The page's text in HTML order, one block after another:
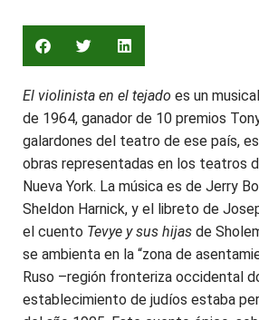
El violinista en el tejado es un
de 1964, ganador de 10 premios
galardones del teatro de ese país,
obras representadas en los teatros
Nueva York. La música es de Jerry
Sheldon Harnick, y el libreto de
el cuento Tevye y sus hijas de
se ambienta en la “zona de
Ruso –región fronteriza occidental
establecimiento de judíos estaba